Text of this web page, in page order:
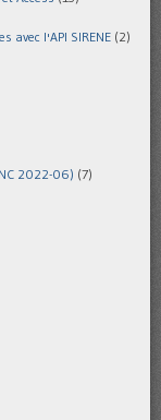
avec l'API SIRENE (2)
2022-06) (7)